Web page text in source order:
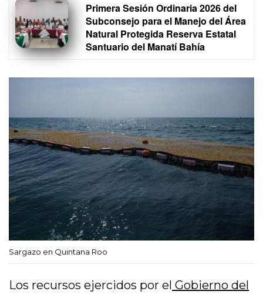
Primera Sesión Ordinaria 2026 del
Subconsejo para el Manejo del Área
Natural Protegida Reserva Estatal
Santuario del Manatí Bahía
Sargazo en Quintana Roo
Los recursos ejercidos por el Gobierno del